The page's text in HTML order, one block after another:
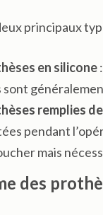
principaux
en silicone
sont
remplies
pendant
mais
des